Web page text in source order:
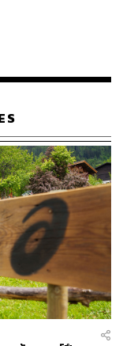
หรือสนามที่เรา
ม่ว่าจะเป็นวันซ้อม
ไร เขาบอกกันว่า รู้
ารวิ่งจะไม่ได้ออก
องจัดการกับตัว
ลังงานร่างกาย
ระจำตัว (BIB)
ของพื้นที่ ที่หลาย
งาน นักวิ่งต้อง
งอย่างไรให้กลับ